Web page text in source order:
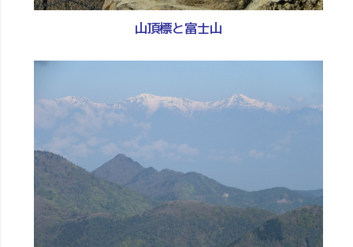
山頂標と富士山